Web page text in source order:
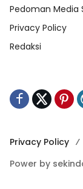
Pedoman Media
Privacy Policy
Redaksi
Privacy Policy
Power by